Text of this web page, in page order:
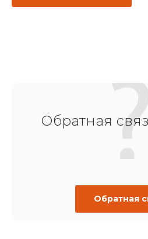
Обратная
Обратная